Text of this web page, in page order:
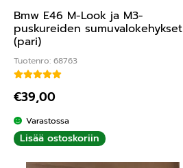
Bmw E46 M-Look ja M3-
puskureiden sumuvalokehykset
(pari)
Tuotenro: 68763
€39,00
Varastossa
Lisää ostoskoriin